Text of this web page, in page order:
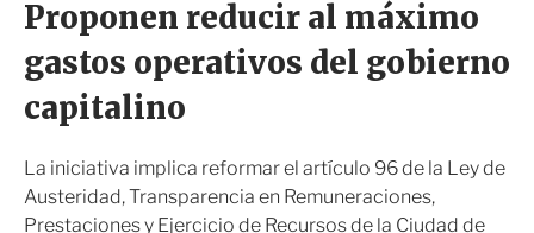
S
ó
n
i
o
r
Proponen reducir al máximo
gastos operativos del gobierno
capitalino
La iniciativa implica reformar el artículo 96 de la Ley de
Austeridad, Transparencia en Remuneraciones,
Prestaciones y Ejercicio de Recursos de la Ciudad de